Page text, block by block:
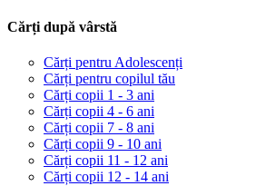
Cărți după vârstă
Cărți pentru Adolescenți
Cărți pentru copilul tău
Cărți copii 1 - 3 ani
Cărți copii 4 - 6 ani
Cărți copii 7 - 8 ani
Cărți copii 9 - 10 ani
Cărți copii 11 - 12 ani
Cărți copii 12 - 14 ani